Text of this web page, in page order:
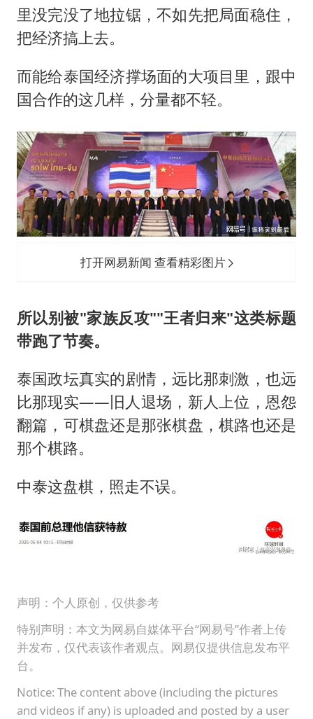
里没完没了地拉锯，不如先把局面稳住，
把经济搞上去。
而能给泰国经济撑场面的大项目里，跟中
国合作的这几样，分量都不轻。
打开网易新闻 查看精彩图片
所以别被"家族反攻""王者归来"这类标题
带跑了节奏。
泰国政坛真实的剧情，远比那刺激，也远
比那现实——旧人退场，新人上位，恩怨
翻篇，可棋盘还是那张棋盘，棋路也还是
那个棋路。
中泰这盘棋，照走不误。
声明：个人原创，仅供参考
特别声明：本文为网易自媒体平台“网易号”作者上传
并发布，仅代表该作者观点。网易仅提供信息发布平
台。
Notice: The content above (including the pictures
and videos if any) is uploaded and posted by a user